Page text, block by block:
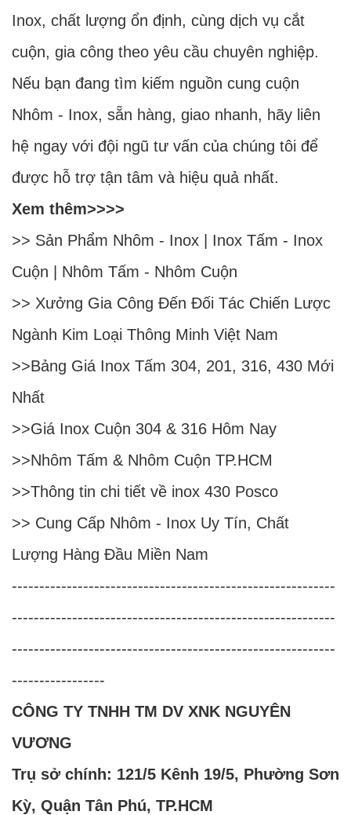
Inox, chất lượng ổn định, cùng dịch vụ cắt
cuộn, gia công theo yêu cầu chuyên nghiệp.
Nếu bạn đang tìm kiếm nguồn cung cuộn
Nhôm - Inox, sẵn hàng, giao nhanh, hãy liên
hệ ngay với đội ngũ tư vấn của chúng tôi để
được hỗ trợ tận tâm và hiệu quả nhất.
Xem thêm>>>>
>> Sản Phẩm Nhôm - Inox Inox Tấm - Inox
Cuộn
Nhôm Tấm - Nhôm Cuộn
>> Xưởng Gia Công Đến Đối Tác Chiến Lược
Ngành Kim Loại Thông Minh Việt Nam
>>Bảng Giá Inox Tấm 304, 201, 316, 430 Mới
Nhất
>>Giá Inox Cuộn 304 & 316 Hôm Nay
>>Nhôm Tấm & Nhôm Cuộn TP.HCM
>>Thông tin chi tiết về inox 430 Posco
>> Cung Cấp Nhôm - Inox Uy Tín, Chất
Lượng Hàng Đầu Miền Nam
-----------------------------------------------------------
-----------------------------------------------------------
-----------------------------------------------------------
-----------------
CÔNG TY TNHH TM DV XNK NGUYÊN
VƯƠNG
Trụ sở chính: 121/5 Kênh 19/5, Phường Sơn
Kỳ, Quận Tân Phú, TP.HCM